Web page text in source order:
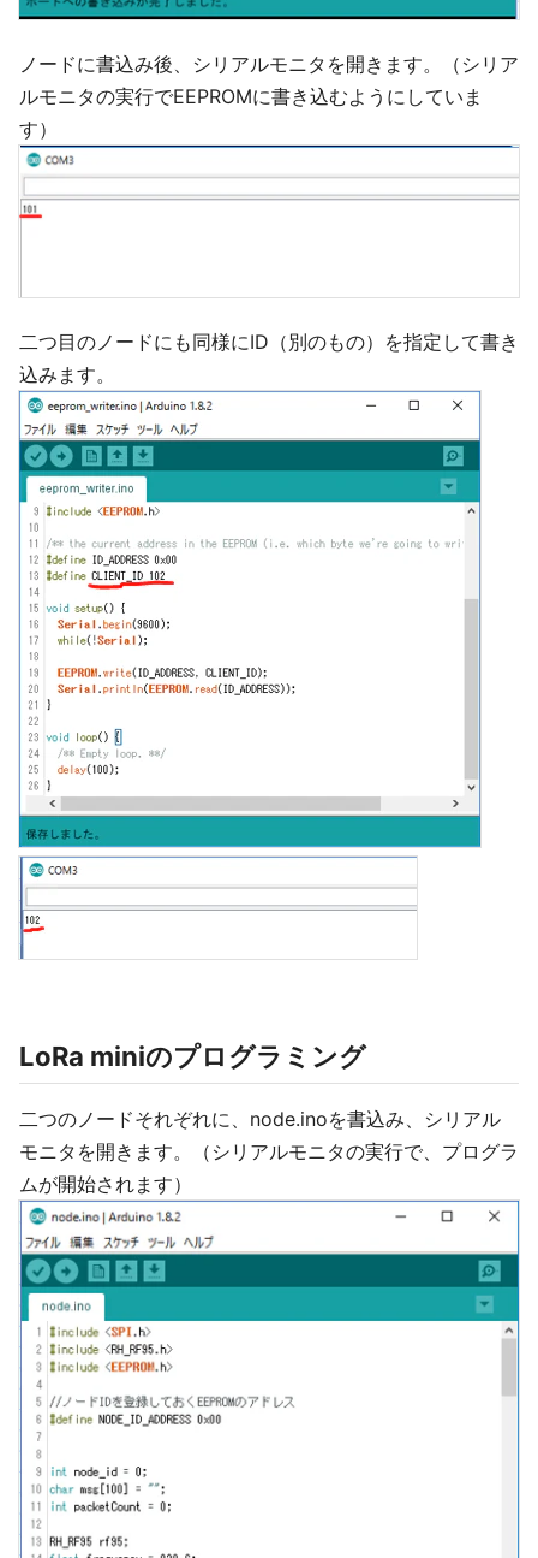
ノードに書込み後、シリアルモニタを開きます。（シリア
ルモニタの実行でEEPROMに書き込むようにしていま
す）
二つ目のノードにも同様にID（別のもの）を指定して書き
込みます。
LoRa miniのプログラミング
二つのノードそれぞれに、node.inoを書込み、シリアル
モニタを開きます。（シリアルモニタの実行で、プログラ
ムが開始されます）